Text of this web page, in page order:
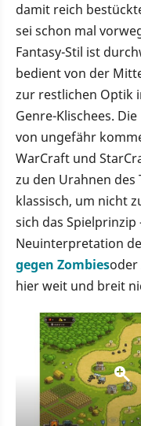
damit reich
sei schon mal
Fantasy-Stil ist
bedient von der
zur restlichen Optik
Genre-Klischees.
von ungefähr
WarCraft und
zu den Urahnen des
klassisch, um nicht
sich das
Neuinterpretation
gegen Zombiesoder
hier weit und breit